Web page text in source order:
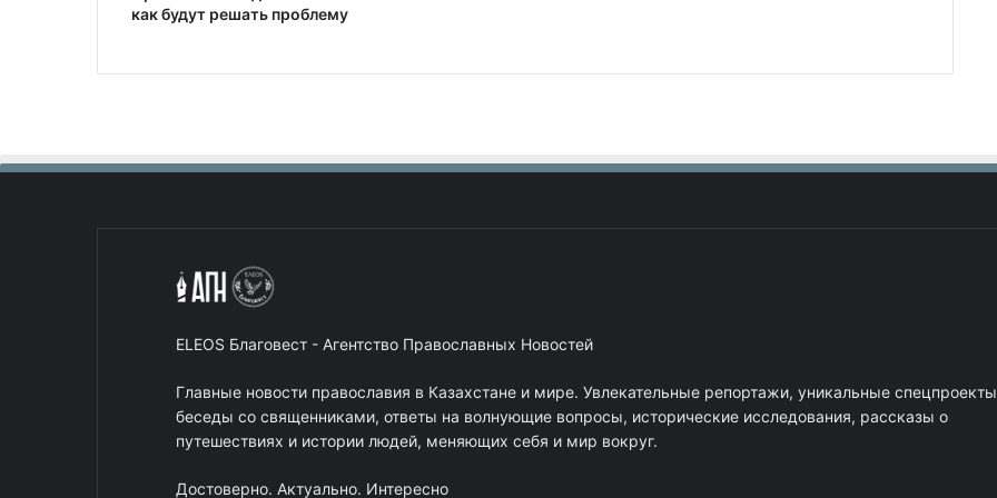
как будут решать проблему
ELEOS Благовест - Агентство Православных Новостей
Главные новости православия в Казахстане и мире. Увлекательные репортажи, уникальные
беседы со священниками, ответы на волнующие вопросы, исторические исследования, рассказы о
путешествиях и истории людей, меняющих себя и мир вокруг.
Достоверно. Актуально. Интересно